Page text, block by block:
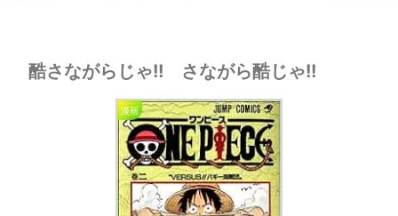
酷さながらじゃ!! さながら酷じゃ!!
漫画